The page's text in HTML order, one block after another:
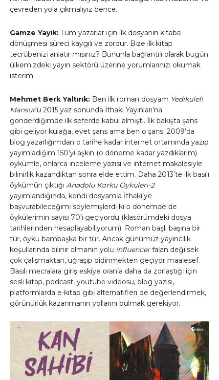
çevreden yola çıkmalıyız bence.
Gamze Yayık: Tüm yazarlar için ilk dosyanın kitaba
dönüşmesi süreci kaygılı ve zordur. Bize ilk kitap
tecrübenizi anlatır mısınız? Bununla bağlantılı olarak bugün
ülkemizdeki yayın sektörü üzerine yorumlarınızı okumak
isterim.
Mehmet Berk Yaltırık: Ben ilk roman dosyam Yedikuleli
Mansur’u 2015 yaz sonunda İthaki Yayınları’na
gönderdiğimde ilk seferde kabul almıştı. İlk bakışta şans
gibi geliyor kulağa, evet şans ama ben o şansı 2009’da
blog yazarlığımdan o tarihe kadar internet ortamında yazıp
yayımladığım 150’yi aşkın (o döneme kadar yazdıklarım)
öykümle, onlarca inceleme yazısı ve internet makalesiyle
bilinirlik kazandıktan sonra elde ettim. Daha 2013’te ilk basılı
öykümün çıktığı Anadolu Korku Öyküleri-2
yayımlandığında, kendi dosyamla İthaki’ye
başvurabileceğimi söylemişlerdi ki o dönemde de
öykülerimin sayısı 70’i geçiyordu (klasörümdeki dosya
tarihlerinden hesaplayabiliyorum). Roman başlı başına bir
tür, öykü bambaşka bir tür. Ancak günümüz yayıncılık
koşullarında bilinir olmanın yolu influencerfalan değilsek
çok çalışmaktan, uğraşıp didinmekten geçiyor maalesef.
Basılı mecralara giriş eskiye oranla daha da zorlaştığı için
sesli kitap, podcast, youtube videosu, blog yazısı,
platformlarda e-kitap gibi alternatifleri de değerlendirmek,
görünürlük kazanmanın yollarını bulmak gerekiyor.